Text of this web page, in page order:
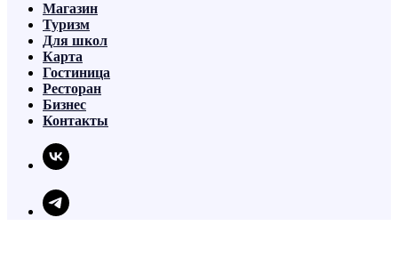
Магазин
Туризм
Для школ
Карта
Гостиница
Ресторан
Бизнес
Контакты